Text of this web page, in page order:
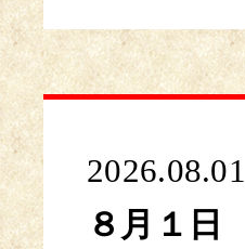
2026.08.01
８月１日